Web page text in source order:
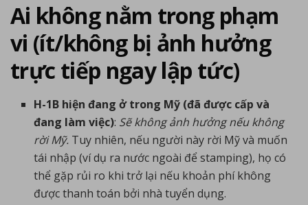
Ai không nằm trong phạm
vi (ít/không bị ảnh hưởng
trực tiếp ngay lập tức)
H-1B hiện đang ở trong Mỹ (đã được cấp và
đang làm việc): Sẽ không ảnh hưởng nếu không
rời Mỹ. Tuy nhiên, nếu người này rời Mỹ và muốn
tái nhập (ví dụ ra nước ngoài để stamping), họ có
thể gặp rủi ro khi trở lại nếu khoản phí không
được thanh toán bởi nhà tuyển dụng.